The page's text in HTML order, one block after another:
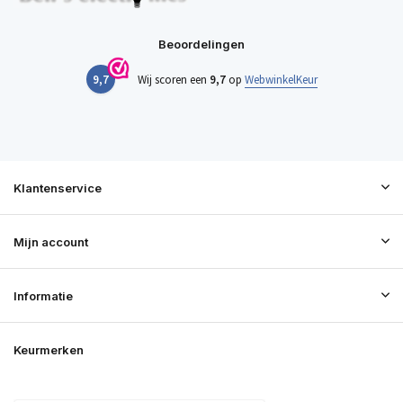
Beoordelingen
9,7 Wij scoren een 9,7op WebwinkelKeur
Klantenservice
Mijn account
Informatie
Keurmerken